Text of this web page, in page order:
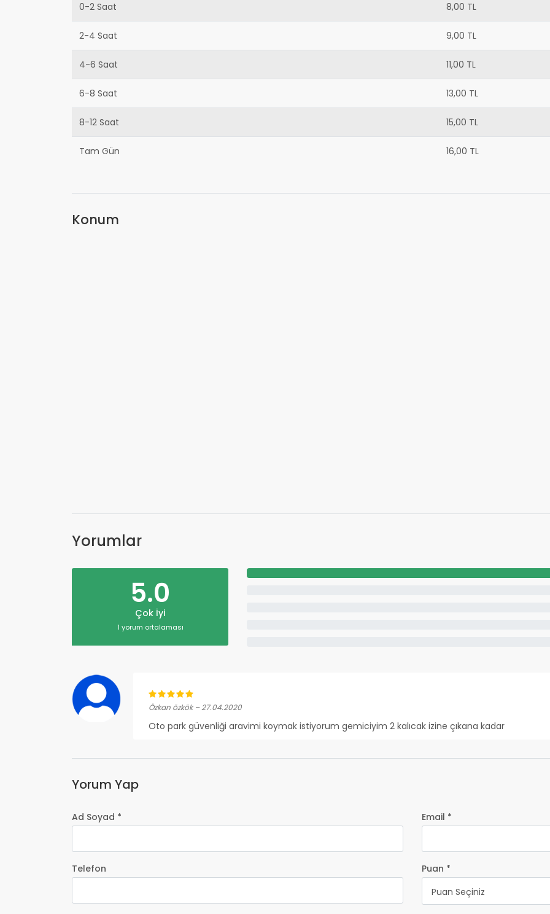
0-2 Saat 8,00 TL
2-4 Saat 9,00 TL
4-6 Saat 11,00 TL
6-8 Saat 13,00 TL
8-12 Saat 15,00 TL
Tam Gün 16,00 TL
Konum
Yorumlar
5.0
Çok İyi
1 yorum ortalaması
Özkan özkök – 27.04.2020
Oto park güvenliği aravimi koymak istiyorum gemiciyim 2 kalıcak izine çıkana kadar
Yorum Yap
Ad Soyad * Email *
Telefon
Puan *
Puan Seçiniz